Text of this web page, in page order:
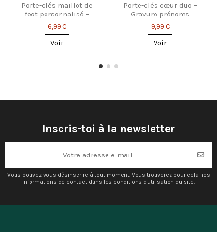
Porte-clés maillot de
foot personnalisé –
Prénom & numéro
6,99 €
Voir
Porte-clés cœur duo –
Gravure prénoms
assortis
9,99 €
Voir
Inscris-toi à la newsletter
Vous pouvez vous désinscrire à tout moment. Vous trouverez pour cela nos
informations de contact dans les conditions d'utilisation du site.